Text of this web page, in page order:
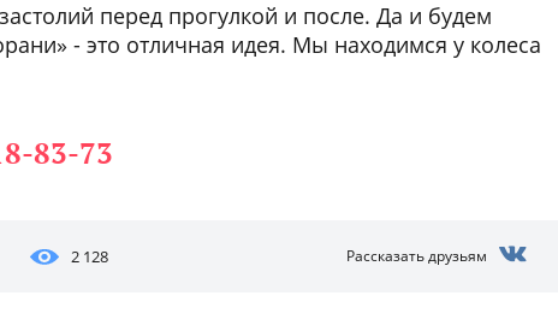
перед прогулкой и после. Да и будем
- это отличная идея. Мы находимся у колеса
83-73
2 128 Рассказать друзьям